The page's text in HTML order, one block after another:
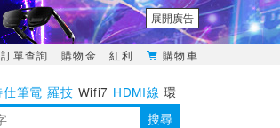
展開廣告
訂單查詢 購物金 紅利 購物車
仕筆電 羅技 Wifi7 HDMI線 環
搜尋